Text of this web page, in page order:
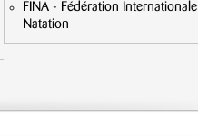
FINA - Fédération Internationale
Natation